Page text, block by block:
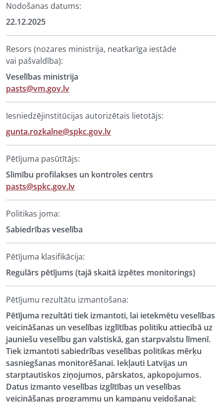
Nodošanas datums:
22.12.2025
Resors (nozares ministrija, neatkarīga iestāde
vai pašvaldība):
Veselības ministrija
pasts@vm.gov.lv
Iesniedzējinstitūcijas autorizētais lietotājs:
gunta.rozkalne@spkc.gov.lv
Pētījuma pasūtītājs:
Slimību profilakses un kontroles centrs
pasts@spkc.gov.lv
Politikas joma:
Sabiedrības veselība
Pētījuma klasifikācija:
Regulārs pētījums (tajā skaitā izpētes monitorings)
Pētījumu rezultātu izmantošana:
Pētījuma rezultāti tiek izmantoti, lai ietekmētu veselības
veicināšanas un veselības izglītības politiku attiecībā uz
jauniešu veselību gan valstiskā, gan starpvalstu līmenī.
Tiek izmantoti sabiedrības veselības politikas mērķu
sasniegšanas monitorēšanai. Iekļauti Latvijas un
starptautiskos ziņojumos, pārskatos, apkopojumos.
Datus izmanto veselības izglītības un veselības
veicināšanas programmu un kampaņu veidošanai;